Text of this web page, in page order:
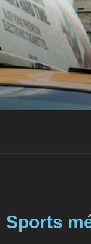
Sports